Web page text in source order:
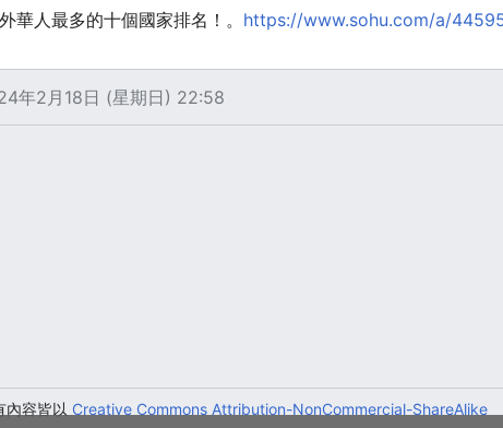
華人最多的十個國家排名！。 https://www.sohu.com/a/
年2月18日 (星期日) 22:58
內容皆以 Creative Commons Attribution-NonCommercial-ShareAlike